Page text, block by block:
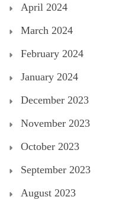
April 2024
March 2024
February 2024
January 2024
December 2023
November 2023
October 2023
September 2023
August 2023